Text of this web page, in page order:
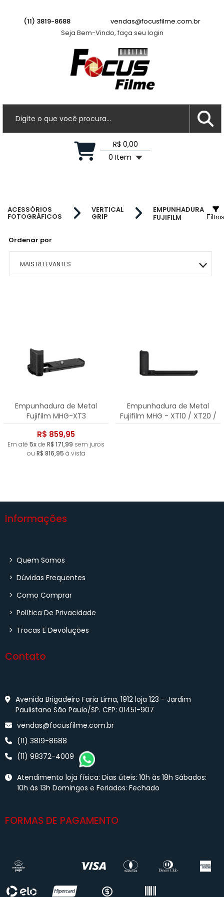
(11) 3819-8688
vendas@focusfilme.com.br
Seja Bem-Vindo, faça seu login
R$ 0,00
0 Item
ACESSÓRIOS
FOTOGRÁFICOS
VERTICAL
GRIP
EMPUNHADURA
FUJIFILM
Ordenar por
MAIS RELEVANTES
A - Z
Filtros
Empunhadura de Metal
Fujifilm MHG-XT3
R$ 859,95
Em até 5xde R$ 171,99 sem juros
ou R$ 816,95 à vista
Empunhadura de Metal
Fujifilm MHG - XT10 / XT20 /
XT30
Informações
> Quem Somos
> Dúvidas Frequentes
> Como Comprar
> Política De Privacidade
> Trocas E Devoluções
Contato
Avenida Brigadeiro Faria Lima, 1912 loja 123 - Jardim
Paulistano São Paulo/SP. CEP: 01451-907
vendas@focusfilme.com.br
(11) 3819-8688
(11) 98372-4009
Atendimento loja física: Dias úteis: 10h às 18h Sábados:
10h às 13h Domingos e Feriados: Fechado
FORMAS DE PAGAMENTO